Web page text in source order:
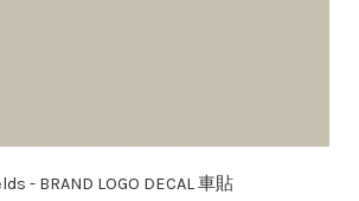
- BRAND LOGO DECAL 車貼